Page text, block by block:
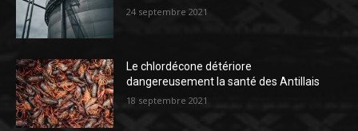
24 septembre 2021
Le chlordécone détériore
dangereusement la santé des Antillais
18 septembre 2021